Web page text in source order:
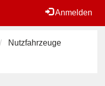
Anmelden
Nutzfahrzeuge